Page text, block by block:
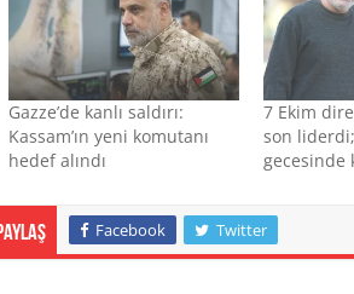
Gazze’de kanlı saldırı:
Kassam’ın yeni komutanı
hedef alındı
7 Ekim
son
gecesinde
Facebook Twitter